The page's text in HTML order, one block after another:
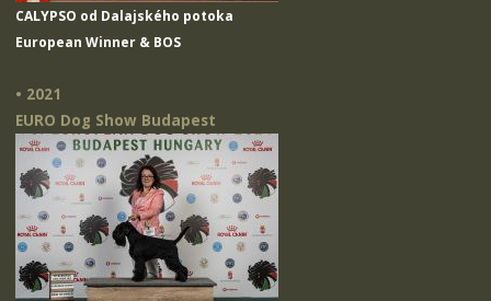
CALYPSO od Dalajského potoka
European Winner & BOS
• 2021
EURO Dog Show Budapest